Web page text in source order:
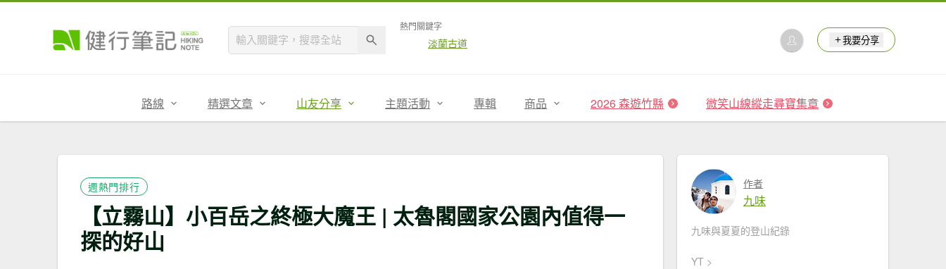
熱門關鍵字
淡蘭古道 我要分享
路線 精選文章 山友分享 主題活動 專輯 商品 2026 森遊竹縣 微笑山線縱走尋寶集章
週熱門排行
【立霧山】小百岳之終極大魔王 | 太魯閣國家公園內值得一
探的好山
作者
九味
九味與夏夏的登山紀錄
YT >